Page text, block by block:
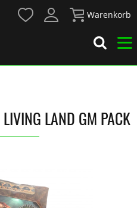
Warenkorb
LAND GM PACK